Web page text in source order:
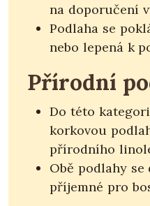
na doporučení
Podlaha se
nebo lepená k
Přírodní
Do této
korkovou
přírodního
Obě podlahy
příjemné pro